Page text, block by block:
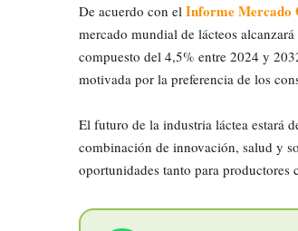
De acuerdo con el Informe Mercado
mercado mundial de lácteos
compuesto del 4,5% entre 2024 y
motivada por la preferencia de los
El futuro de la industria láctea estará
combinación de innovación, salud y
oportunidades tanto para